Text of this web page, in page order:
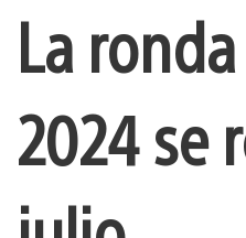
La
2024 se